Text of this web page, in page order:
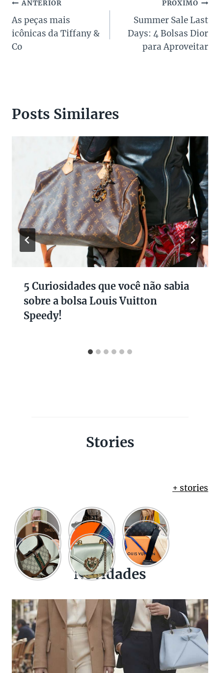
Navegação
de
Post
ANTERIOR
As peças mais
icônicas da Tiffany &
Co
PRÓXIMO
Summer Sale Last
Days: 4 Bolsas Dior
para Aproveitar
Posts Similares
5 Curiosidades que você não sabia
sobre a bolsa Louis Vuitton
Speedy!
Stories
+ stories
Novidades